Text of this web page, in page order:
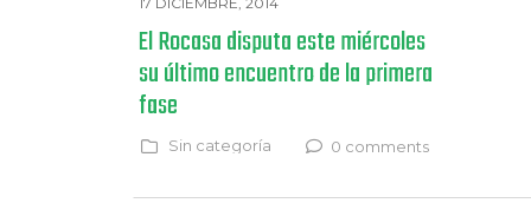
El Rocasa disputa este miércoles
su último encuentro de la primera
fase
Sin categoría 0 comments